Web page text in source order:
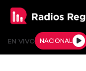
EN VIVO NACIONAL